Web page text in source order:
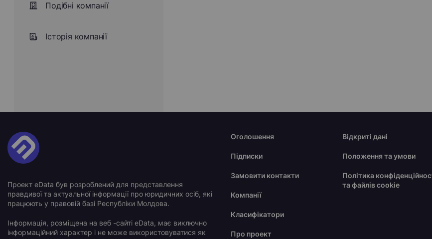
Подібні компанії
Історія компанії
Проект eData був розроблений для представлення
правдивої та актуальної інформації про юридичних осіб, які
працюють у правовій базі Республіки Молдова.
Інформація, розміщена на веб -сайті eData, має виключно
інформаційний характер і не може використовуватися як
Оголошення
Підписки
Замовити контакти
Компанії
Класифікатори
Про проект
Відкриті дані
Положення та умови
Політика
та файлів cookie